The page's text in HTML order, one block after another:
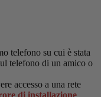
telefono su cui è stata
telefono di un amico o
accesso a una rete